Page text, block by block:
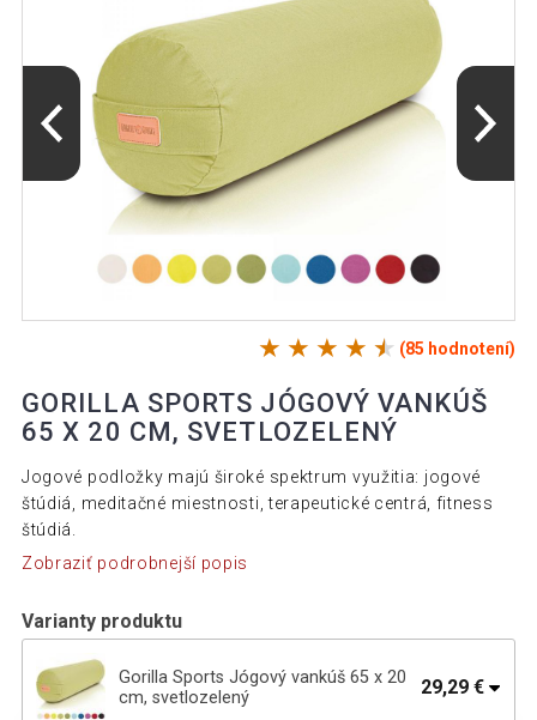
(85 hodnotení)
GORILLA SPORTS JÓGOVÝ VANKÚŠ
65 X 20 CM, SVETLOZELENÝ
Jogové podložky majú široké spektrum využitia: jogové
štúdiá, meditačné miestnosti, terapeutické centrá, fitness
štúdiá.
Zobraziť podrobnejší popis
Varianty produktu
Gorilla Sports Jógový vankúš 65 x 20
cm, svetlozelený
29,29 €